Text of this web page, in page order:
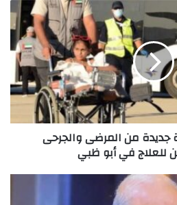
جديدة من المرضى والجرحى
للعلاج في أبو ظبي